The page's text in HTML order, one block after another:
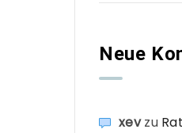
Neue
xevzu